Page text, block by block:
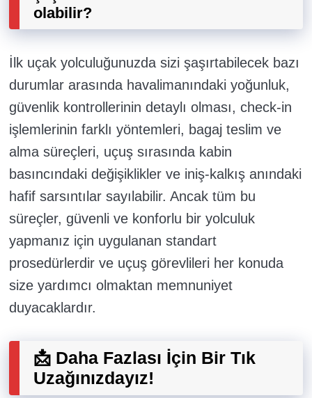
olabilir?
İlk uçak yolculuğunuzda sizi şaşırtabilecek bazı
durumlar arasında havalimanındaki yoğunluk,
güvenlik kontrollerinin detaylı olması, check-in
işlemlerinin farklı yöntemleri, bagaj teslim ve
alma süreçleri, uçuş sırasında kabin
basıncındaki değişiklikler ve iniş-kalkış anındaki
hafif sarsıntılar sayılabilir. Ancak tüm bu
süreçler, güvenli ve konforlu bir yolculuk
yapmanız için uygulanan standart
prosedürlerdir ve uçuş görevlileri her konuda
size yardımcı olmaktan memnuniyet
duyacaklardır.
📩 Daha Fazlası İçin Bir Tık
Uzağınızdayız!